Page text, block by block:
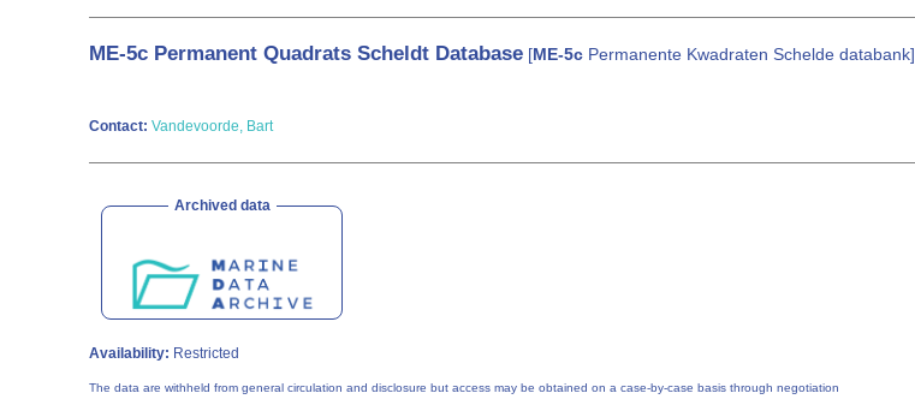
ME-5c Permanent Quadrats Scheldt Database [ME-5c Permanente Kwadraten Schelde databank]
Contact: Vandevoorde, Bart
Archived data
Availability: Restricted
The data are withheld from general circulation and disclosure but access may be obtained on a case-by-case basis through negotiation